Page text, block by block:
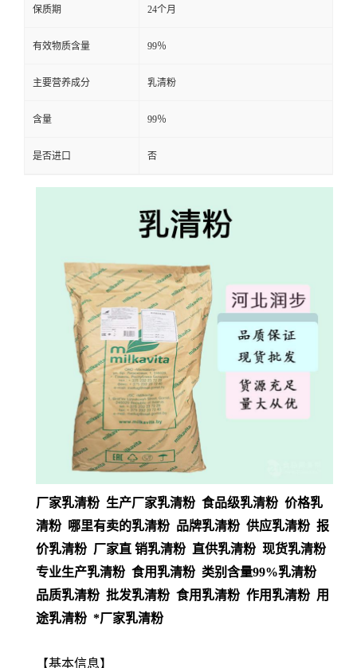
保质期 24个月
有效物质含量 99％
主要营养成分 乳清粉
含量 99％
是否进口 否
厂家乳清粉 生产厂家乳清粉 食品级乳清粉 价格乳
清粉 哪里有卖的乳清粉 品牌乳清粉 供应乳清粉 报
价乳清粉 厂家直 销乳清粉 直供乳清粉 现货乳清粉
专业生产乳清粉 食用乳清粉 类别含量99%乳清粉
品质乳清粉 批发乳清粉 食用乳清粉 作用乳清粉 用
途乳清粉 *厂家乳清粉
【基本信息】